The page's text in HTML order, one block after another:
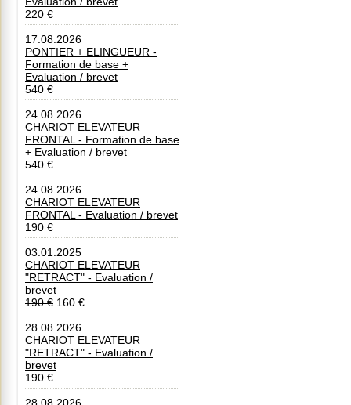
220 €
17.08.2026
PONTIER + ELINGUEUR -
Formation de base +
Evaluation / brevet
540 €
24.08.2026
CHARIOT ELEVATEUR
FRONTAL - Formation de base
+ Evaluation / brevet
540 €
24.08.2026
CHARIOT ELEVATEUR
FRONTAL - Evaluation / brevet
190 €
03.01.2025
CHARIOT ELEVATEUR
"RETRACT" - Evaluation /
brevet
190 € 160 €
28.08.2026
CHARIOT ELEVATEUR
"RETRACT" - Evaluation /
brevet
190 €